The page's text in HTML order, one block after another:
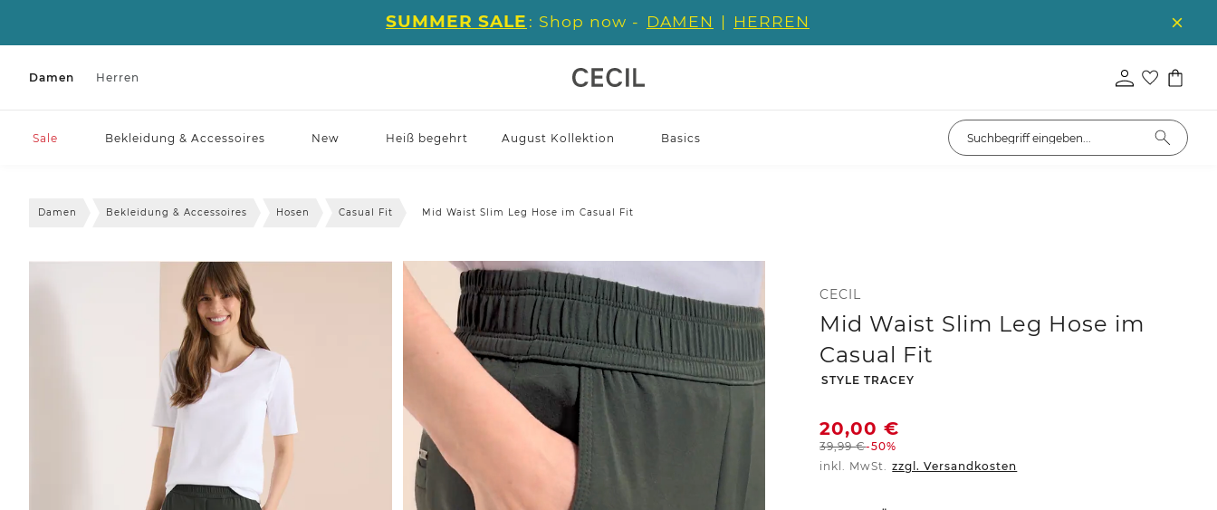
SUMMER SALE : Shop now - DAMEN | HERREN
Damen Herren
Sale Bekleidung & Accessoires New Heiß begehrt August Kollektion Basics
Damen Bekleidung & Accessoires Hosen Casual Fit Mid Waist Slim Leg Hose im Casual Fit
CECIL
Mid Waist Slim Leg Hose im
Casual Fit
-
STYLE TRACEY
20,00€
39,99€-50%
inkl. MwSt. zzgl. Versandkosten